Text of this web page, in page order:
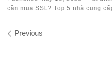
cần mua SSL? Top 5 nhà cung
Images
Previous